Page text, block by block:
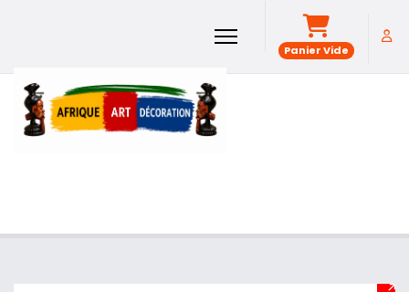
Panier Vide